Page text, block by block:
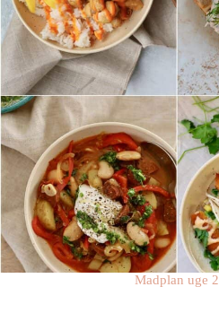
Madplan uge 2